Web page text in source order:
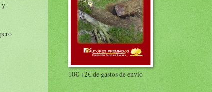
y
10€ +2€ de gastos de envío